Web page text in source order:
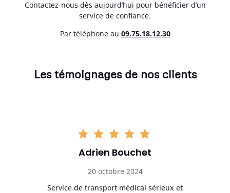
Contactez-nous dès aujourd’hui pour bénéficier d’un
service de confiance.
Par téléphone au 09.75.18.12.30
Les témoignages de nos clients
Adrien Bouchet
20 octobre 2024
Service de transport médical sérieux et